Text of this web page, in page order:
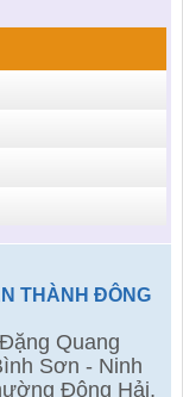
THÀNH ĐÔNG
Quang
Sơn - Ninh
Đông Hải,